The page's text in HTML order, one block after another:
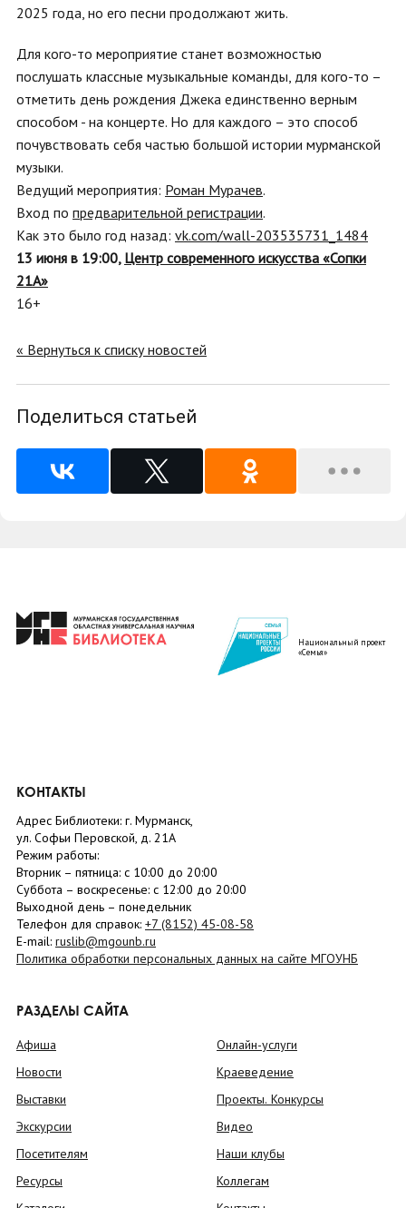
2025 года, но его песни продолжают жить.
Для кого-то мероприятие станет возможностью
послушать классные музыкальные команды, для кого-то –
отметить день рождения Джека единственно верным
способом - на концерте. Но для каждого – это способ
почувствовать себя частью большой истории мурманской
музыки.
Ведущий мероприятия: Роман Мурачев.
Вход по предварительной регистрации.
Как это было год назад: vk.com/wall-203535731_1484
13 июня в 19:00, Центр современного искусства «Сопки
21А»
16+
« Вернуться к списку новостей
Поделиться статьей
Национальный проект
«Семья»
КОНТАКТЫ
Адрес Библиотеки: г. Мурманск,
ул. Софьи Перовской, д. 21А
Режим работы:
Вторник – пятница: с 10:00 до 20:00
Суббота – воскресенье: c 12:00 до 20:00
Выходной день – понедельник
Телефон для справок: +7 (8152) 45-08-58
E-mail: ruslib@mgounb.ru
Политика обработки персональных данных на сайте МГОУНБ
РАЗДЕЛЫ САЙТА
Афиша
Новости
Выставки
Экскурсии
Посетителям
Ресурсы
Онлайн-услуги
Краеведение
Проекты. Конкурсы
Видео
Наши клубы
Коллегам